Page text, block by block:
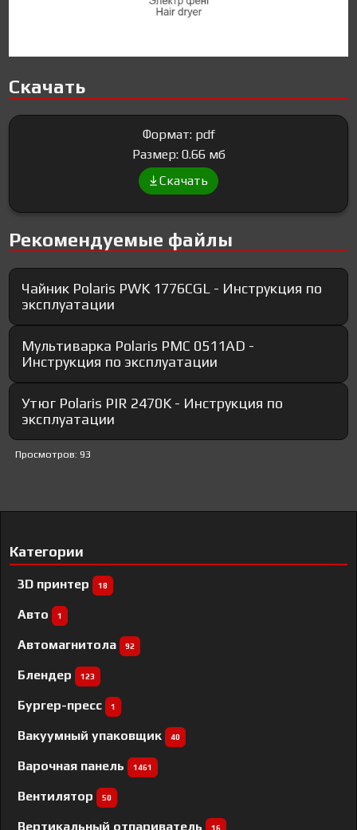
Скачать
Формат: pdf
Размер: 0.66 мб
Скачать
Рекомендуемые файлы
Чайник Polaris PWK 1776CGL - Инструкция по
эксплуатации
Мультиварка Polaris PMC 0511AD -
Инструкция по эксплуатации
Утюг Polaris PIR 2470K - Инструкция по
эксплуатации
Просмотров: 93
Категории
3D принтер 18
Авто 1
Автомагнитола 92
Блендер 123
Бургер-пресс 1
Вакуумный упаковщик 40
Варочная панель 1461
Вентилятор 50
Вертикальный отпариватель